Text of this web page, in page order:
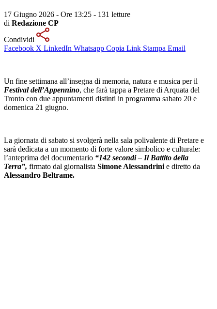
17 Giugno 2026 - Ore 13:25 - 131 letture
di Redazione CP
Condividi
Facebook X LinkedIn Whatsapp Copia Link Stampa Email
Un fine settimana all’insegna di memoria, natura e musica per il
Festival dell’Appennino, che farà tappa a Pretare di Arquata del
Tronto con due appuntamenti distinti in programma sabato 20 e
domenica 21 giugno.
La giornata di sabato si svolgerà nella sala polivalente di Pretare e
sarà dedicata a un momento di forte valore simbolico e culturale:
l’anteprima del documentario “142 secondi – Il Battito della
Terra”, firmato dal giornalista Simone Alessandrini e diretto da
Alessandro Beltrame.